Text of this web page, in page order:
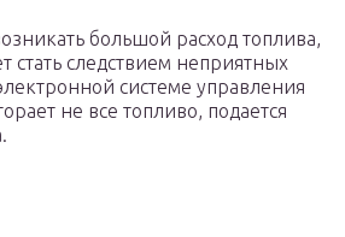
большой расход топлива,
стать следствием неприятных
системе управления
не все топливо, подается